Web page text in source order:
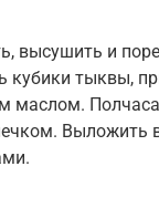
высушить и
тыквы,
маслом.
Выложить